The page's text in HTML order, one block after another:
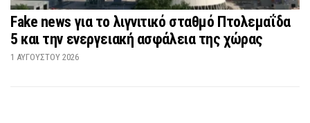
Fake news για το λιγνιτικό σταθμό Πτολεμαΐδα
5 και την ενεργειακή ασφάλεια της χώρας
1 ΑΥΓΟΎΣΤΟΥ 2026